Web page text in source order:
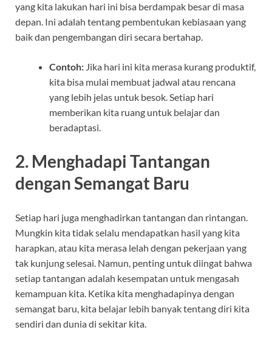
yang kita lakukan hari ini bisa berdampak besar di masa
depan. Ini adalah tentang pembentukan kebiasaan yang
baik dan pengembangan diri secara bertahap.
Contoh: Jika hari ini kita merasa kurang produktif,
kita bisa mulai membuat jadwal atau rencana
yang lebih jelas untuk besok. Setiap hari
memberikan kita ruang untuk belajar dan
beradaptasi.
2. Menghadapi Tantangan
dengan Semangat Baru
Setiap hari juga menghadirkan tantangan dan rintangan.
Mungkin kita tidak selalu mendapatkan hasil yang kita
harapkan, atau kita merasa lelah dengan pekerjaan yang
tak kunjung selesai. Namun, penting untuk diingat bahwa
setiap tantangan adalah kesempatan untuk mengasah
kemampuan kita. Ketika kita menghadapinya dengan
semangat baru, kita belajar lebih banyak tentang diri kita
sendiri dan dunia di sekitar kita.